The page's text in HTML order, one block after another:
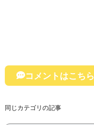
コメントはこちら
同じカテゴリの記事